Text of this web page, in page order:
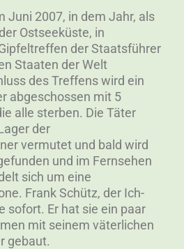
Juni 2007, in dem Jahr, als
Ostseeküste, in
der Staatsführer
Staaten der Welt
des Treffens wird ein
abgeschossen mit 5
alle sterben. Die Täter
der
vermutet und bald wird
und im Fernsehen
sich um eine
Frank Schütz, der Ich-
sofort. Er hat sie ein paar
mit seinem väterlichen
gebaut.